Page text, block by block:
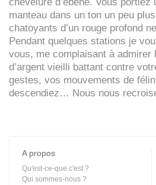
manteau dans un ton un peu
chatoyants d’un rouge profond
Pendant quelques stations je
vous, me complaisant à admirer
d’argent vieilli battant contre
gestes, vos mouvements de
descendiez… Nous nous
A propos
Qu'est-ce-que c'est ?
Qui sommes-nous ?